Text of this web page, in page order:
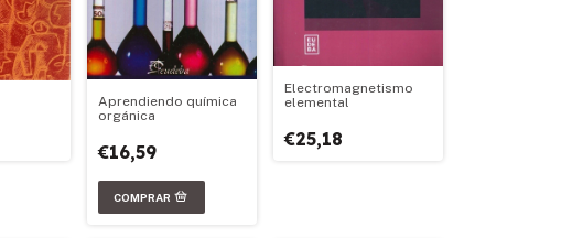
Aprendiendo química
orgánica
€16,59
Electromagnetismo
elemental
€25,18